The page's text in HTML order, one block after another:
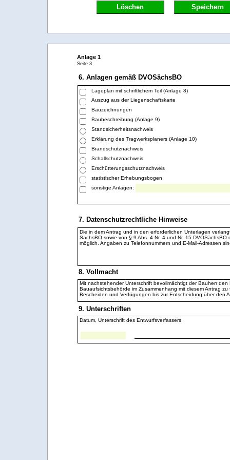
Löschen Speichern
Anlage 1
Seite 3
6. Anlagen gemäß DVOSächsBO
Lageplan mit schriftlichem Teil (Anlage 8)
Auszug aus der Liegenschaftskarte
Bauzeichnungen
Baubeschreibung (Anlage 9)
Standsicherheitsnachweis
Erklärung des Tragwerksplaners (Anlage 10)
Brandschutznachweis
Schallschutznachweis
Erschütterungsschutznachweis
statistischer Erhebungsbogen
sonstige Anlagen:
7. Datenschutzrechtliche Hinweise
Die in dem Antrag und in den erforderlichen Unterlagen
SächsBO sowie von § 9 Abs. 4 Nr. 4 und Nr. 15
möglich. Angaben zu Telefonnummern und E-Mail-Adressen
8. Vollmacht
Mit nachstehender Unterschrift bevollmächtigt der Bauherr
Bauaufsichtsbehörde im Zusammenhang mit diesem Antrag
Bescheiden und Verfügungen bis zur Entscheidung über den
9. Unterschriften
Datum, Unterschrift des Entwurfsverfassers